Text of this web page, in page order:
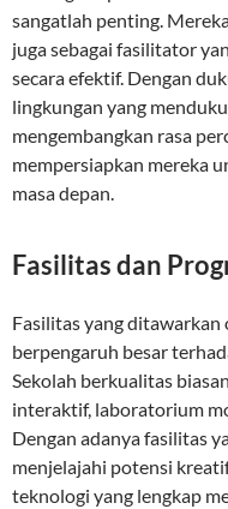
sangatlah penting.
juga sebagai fasilitator
secara efektif. Dengan
lingkungan yang
mengembangkan rasa
mempersiapkan mereka
masa depan.
Fasilitas dan
Fasilitas yang
berpengaruh besar
Sekolah berkualitas
interaktif, laboratorium
Dengan adanya fasilitas
menjelajahi potensi
teknologi yang lengkap